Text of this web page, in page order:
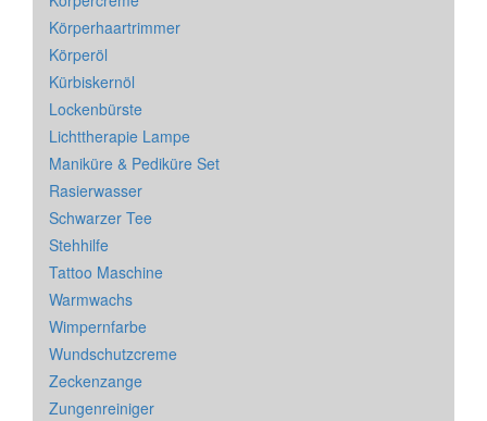
Körperhaartrimmer
Körperöl
Kürbiskernöl
Lockenbürste
Lichttherapie Lampe
Maniküre & Pediküre Set
Rasierwasser
Schwarzer Tee
Stehhilfe
Tattoo Maschine
Warmwachs
Wimpernfarbe
Wundschutzcreme
Zeckenzange
Zungenreiniger